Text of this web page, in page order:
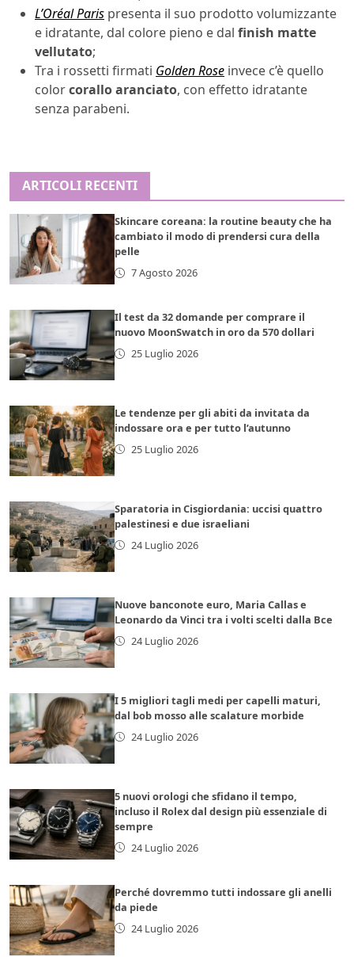
L’Oréal Paris presenta il suo prodotto volumizzante
e idratante, dal colore pieno e dal finish matte
vellutato;
Tra i rossetti firmati Golden Rose invece c’è quello
colorcorallo aranciato, con effetto idratante
senza parabeni.
ARTICOLI RECENTI
Skincare coreana: la routine beauty che ha
cambiato il modo di prendersi cura della
pelle
7 Agosto 2026
Il test da 32 domande per comprare il
nuovo MoonSwatch in oro da 570 dollari
25 Luglio 2026
Le tendenze per gli abiti da invitata da
indossare ora e per tutto l’autunno
25 Luglio 2026
Sparatoria in Cisgiordania: uccisi quattro
palestinesi e due israeliani
24 Luglio 2026
Nuove banconote euro, Maria Callas e
Leonardo da Vinci tra i volti scelti dalla Bce
24 Luglio 2026
I 5 migliori tagli medi per capelli maturi,
dal bob mosso alle scalature morbide
24 Luglio 2026
5 nuovi orologi che sfidano il tempo,
incluso il Rolex dal design più essenziale di
sempre
24 Luglio 2026
Perché dovremmo tutti indossare gli anelli
da piede
24 Luglio 2026